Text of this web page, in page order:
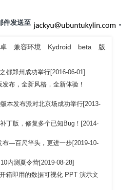
件发送至 。
兼容环境 Kydroid beta
版
都郑州成功举行[2016-06-01]
布，全新风格，全新体验！
本发布派对北京场成功举行[2013-
丁版，修复多个已知Bug！[2014-
布—百尺竿头，更进一步[2019-10-
内测夏令营[2019-08-28]
箱即用的数据可视化 PPT 演示文